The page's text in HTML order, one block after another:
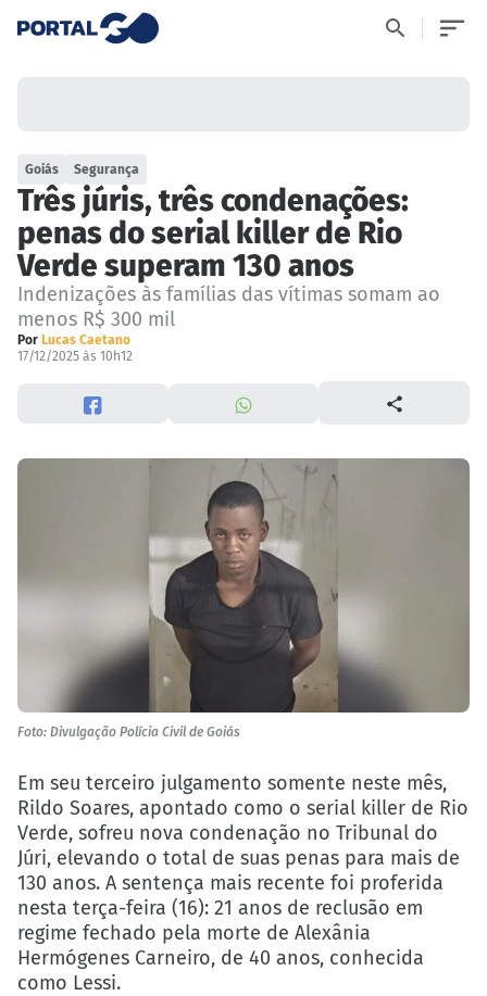
Goiás Segurança
Três júris, três condenações:
penas do serial killer de Rio
Verde superam 130 anos
Indenizações às famílias das vítimas somam ao
menos R$ 300 mil
Por Lucas Caetano
17/12/2025 às 10h12
Foto: Divulgação Polícia Civil de Goiás
Em seu terceiro julgamento somente neste mês,
Rildo Soares, apontado como o serial killer de Rio
Verde, sofreu nova condenação no Tribunal do
Júri, elevando o total de suas penas para mais de
130 anos. A sentença mais recente foi proferida
nesta terça-feira (16): 21 anos de reclusão em
regime fechado pela morte de Alexânia
Hermógenes Carneiro, de 40 anos, conhecida
como Lessi.